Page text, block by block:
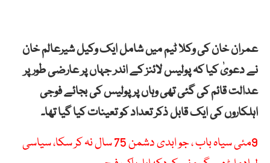
عمران خان کی وکلا ٹیم میں شامل ایک وکیل شیرعالم خان
نے دعویٰ کیا کہ پولیس لائنز کے اندر جہاں پر عارضی طور پر
عدالت قائم کی گئی تھی وہاں پر پولیس کی بجائے فوجی
اہلکاروں کی ایک قابل ذکر تعداد کو تعینات کیا گیا تھا۔
9مئی سیاہ باب ، جو ابدی دشمن 75 سال نہ کر سکا، سیاسی